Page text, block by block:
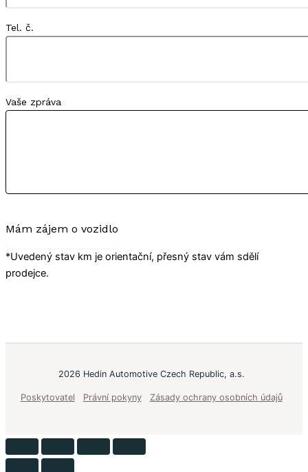
Tel. č.
Vaše zpráva
Mám zájem o vozidlo
*Uvedený stav km je orientační, přesný stav vám sdělí
prodejce.
2026 Hedin Automotive Czech Republic, a.s.
Poskytovatel Právní pokyny Zásady ochrany osobních údajů